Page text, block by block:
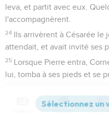
leva, et partit avec eux.
l'accompagnèrent.
24 Ils arrivèrent à Césarée le
attendait, et avait invité ses
25 Lorsque Pierre entra,
lui, tomba à ses pieds et se
suis un homme.
Versions